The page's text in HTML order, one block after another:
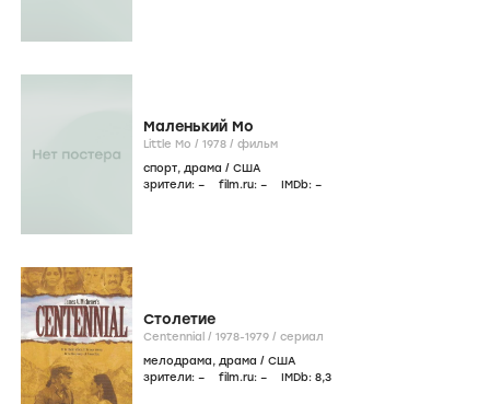
Маленький Мо
Little Mo / 1978 / фильм
спорт, драма / США
зрители: – film.ru: – IMDb: –
Столетие
Centennial / 1978-1979 / сериал
мелодрама, драма / США
зрители: – film.ru: – IMDb: 8,3